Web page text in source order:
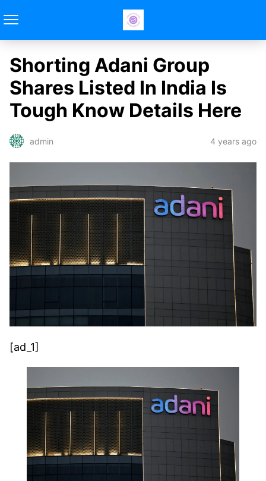
Shorting Adani Group
Shares Listed In India Is
Tough Know Details Here
admin 4 years ago
[ad_1]